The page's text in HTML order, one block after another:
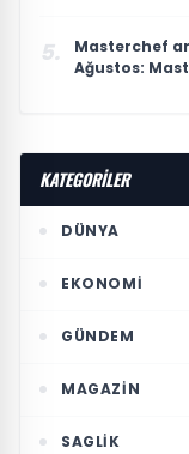
5.
Masterchef
Ağustos:
KATEGORİLER
DÜNYA
EKONOMI
GÜNDEM
MAGAZIN
SAGLIK